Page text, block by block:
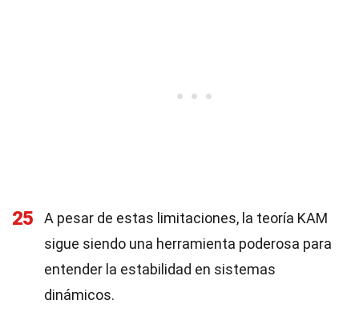
25
A pesar de estas limitaciones, la teoría KAM
sigue siendo una herramienta poderosa para
entender la estabilidad en sistemas
dinámicos.